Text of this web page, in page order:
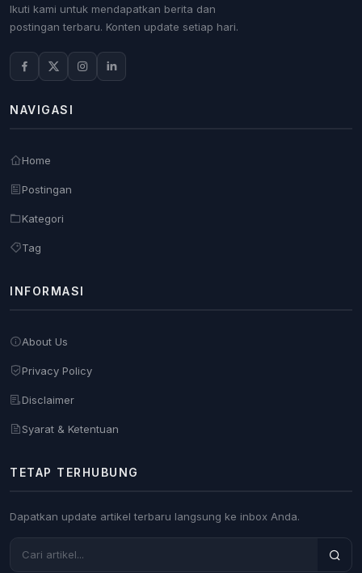
Ikuti kami untuk mendapatkan berita dan
postingan terbaru. Konten update setiap hari.
NAVIGASI
Home
Postingan
Kategori
Tag
INFORMASI
About Us
Privacy Policy
Disclaimer
Syarat & Ketentuan
TETAP TERHUBUNG
Dapatkan update artikel terbaru langsung ke inbox Anda.